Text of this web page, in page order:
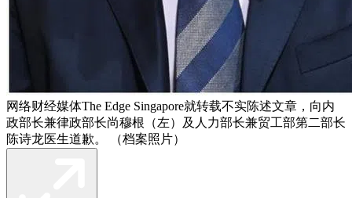
网络财经媒体The Edge Singapore就转载不实陈述文章，向内
政部长兼律政部长尚穆根（左）及人力部长兼贸工部第二部长
陈诗龙医生道歉。 （档案照片）